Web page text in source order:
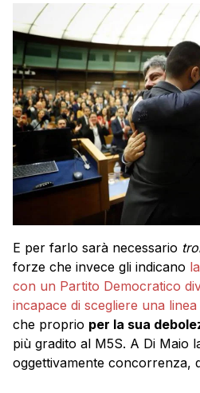
E per farlo sarà necessario
forze che invece gli indicano
con un Partito Democratico
incapace di scegliere una linea
che proprio per la sua
più gradito al M5S. A Di Maio
oggettivamente concorrenza,